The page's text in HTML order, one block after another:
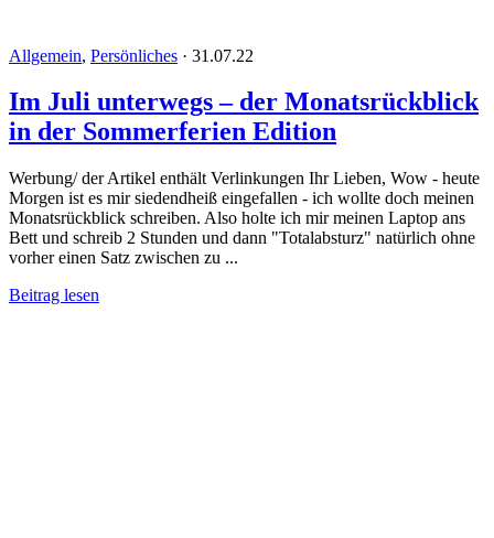
Allgemein, Persönliches · 31.07.22
Im Juli unterwegs – der Monatsrückblick
in der Sommerferien Edition
Werbung/ der Artikel enthält Verlinkungen Ihr Lieben, Wow - heute
Morgen ist es mir siedendheiß eingefallen - ich wollte doch meinen
Monatsrückblick schreiben. Also holte ich mir meinen Laptop ans
Bett und schreib 2 Stunden und dann "Totalabsturz" natürlich ohne
vorher einen Satz zwischen zu ...
Beitrag lesen